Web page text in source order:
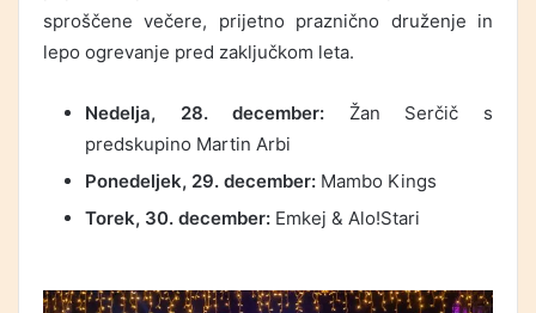
sproščene večere, prijetno praznično druženje in
lepo ogrevanje pred zaključkom leta.
Nedelja, 28. december: Žan Serčič s
predskupino Martin Arbi
Ponedeljek, 29. december: Mambo Kings
Torek, 30. december: Emkej & Alo!Stari